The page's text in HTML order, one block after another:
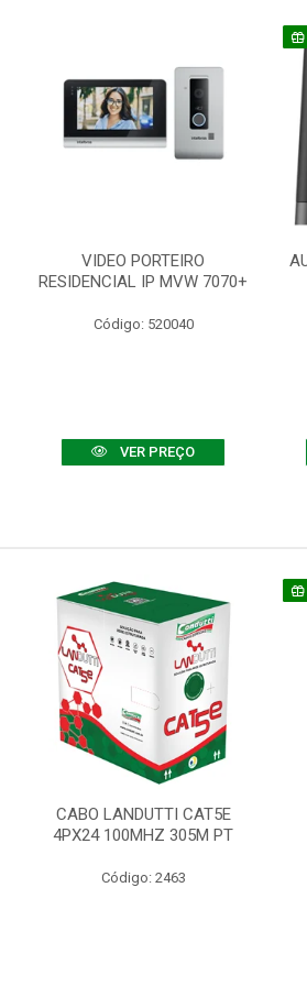
VIDEO PORTEIRO
RESIDENCIAL IP MVW 7070+
Código: 520040
VER PREÇO
CABO LANDUTTI CAT5E
4PX24 100MHZ 305M PT
Código: 2463